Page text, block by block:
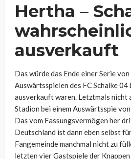
Hertha –
ausverkauft
Das würde das Ende einer Serie
Auswärtsspielen des FC Schalke
ausverkauft waren. Letztmals nicht
Stadion bei einem Auswärtsspie
Das vom Fassungsvermögen her
Deutschland ist dann eben selbst
Fangemeinde manchmal nicht zu
letzten vier Gastspiele der